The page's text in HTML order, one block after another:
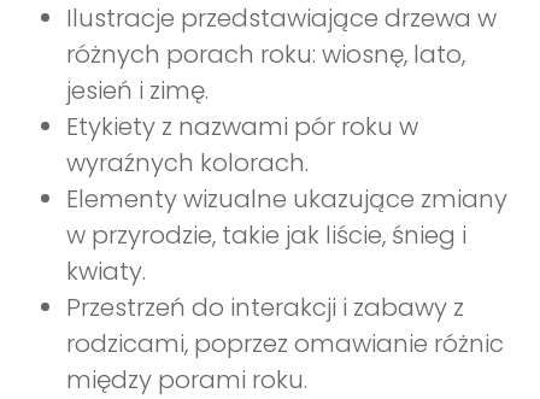
Ilustracje przedstawiające drzewa w
różnych porach roku: wiosnę, lato,
jesień i zimę.
Etykiety z nazwami pór roku w
wyraźnych kolorach.
Elementy wizualne ukazujące zmiany
w przyrodzie, takie jak liście, śnieg i
kwiaty.
Przestrzeń do interakcji i zabawy z
rodzicami, poprzez omawianie różnic
między porami roku.